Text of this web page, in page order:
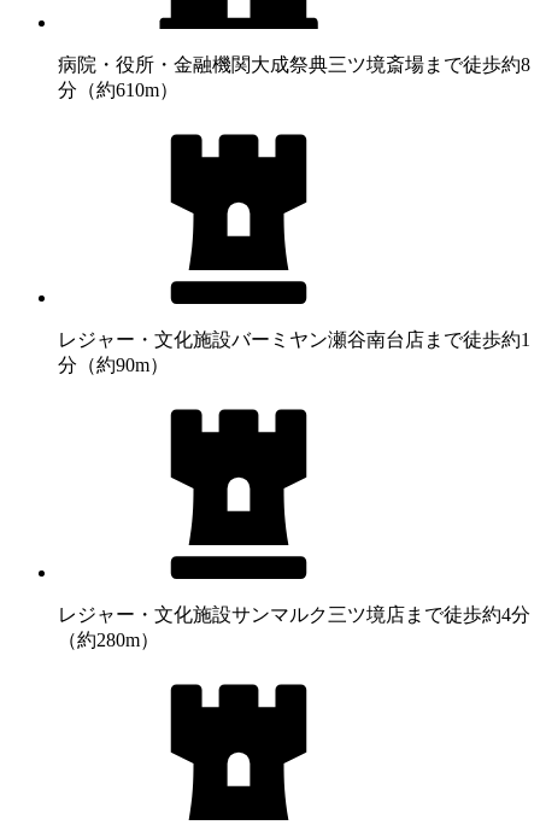
病院・役所・金融機関大成祭典三ツ境斎場まで徒歩約8
分（約610m）
レジャー・文化施設バーミヤン瀬谷南台店まで徒歩約1
分（約90m）
レジャー・文化施設サンマルク三ツ境店まで徒歩約4分
（約280m）